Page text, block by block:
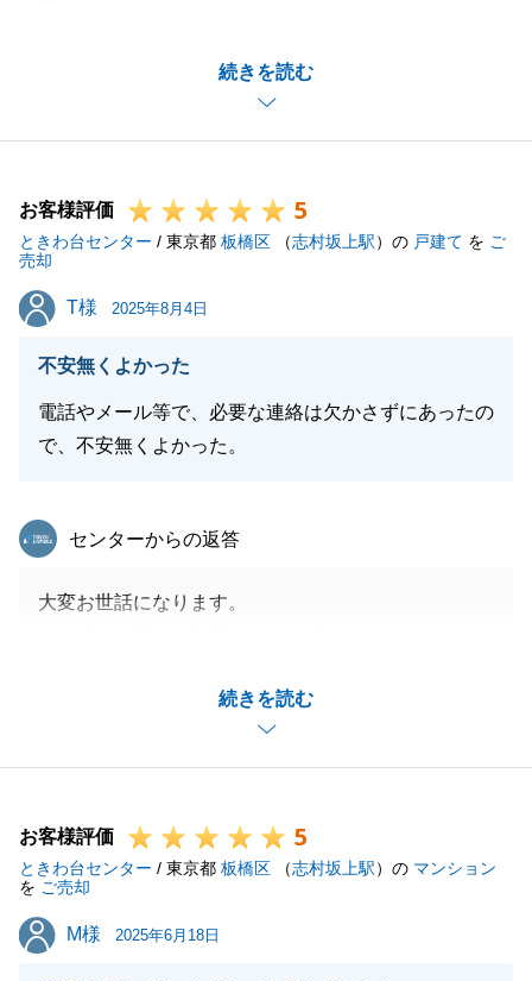
続きを読む
き、またお役にたてたこと大変光栄でございます。
Ｗ様は、不動産ご売却は初めてとのことで、お住い中
でのご売却ということもあり、色々とご不安があった
販売活動の詳細やお手続きについて、わかりやすくご
説明することを心掛けておりました。
お褒めのお言葉をいただき、大変嬉しく思います。
今後も不動産のことでご相談やご依頼事項等ございま
げます。
お客様評価 5
ときわ台センター / 東京都 板橋区 （志村坂上駅）の 戸建て を ご
売却
T様
T様 2025年8月4日
不安無くよかった
電話やメール等で、必要な連絡は欠かさずにあったの
で、不安無くよかった。
続きを読む
東急リバブル
センターからの返答
大変お世話になります。
微力ながらT様よりお褒めのお言葉をいただき大変嬉
契約から決済までの期間で様々なお手続き（測量業
をいただき私自身も大変助かりました。
今後また不動産に関してご要望などございましたらい
つでもご連絡お待ちしております。
よろしくお願いいたします。
お客様評価 5
ときわ台センター / 東京都 板橋区 （志村坂上駅）の マンション
を ご売却
M様
M様 2025年6月18日